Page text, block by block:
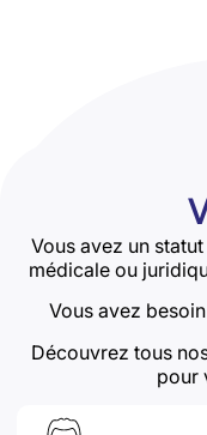
Vous avez un
médicale ou
Vous avez
Découvrez tous
pour